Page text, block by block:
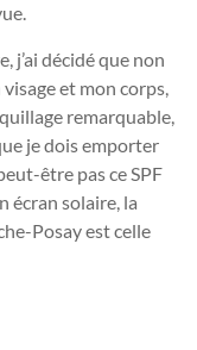
j’ai décidé que non
et mon corps,
remarquable,
je dois emporter
être pas ce SPF
écran solaire, la
Posay est celle